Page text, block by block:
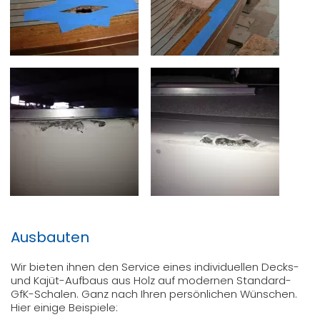
Ausbauten
Wir bieten ihnen den Service eines individuellen Decks-
und Kajüt-Aufbaus aus Holz auf modernen Standard-
GfK-Schalen. Ganz nach Ihren persönlichen Wünschen.
Hier einige Beispiele: